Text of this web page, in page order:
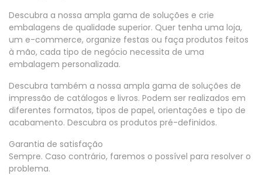
Descubra a nossa ampla gama de soluções e crie
embalagens de qualidade superior. Quer tenha uma loja,
um e-commerce, organize festas ou faça produtos feitos
à mão, cada tipo de negócio necessita de uma
embalagem personalizada.
Descubra também a nossa ampla gama de soluções de
impressão de catálogos e livros. Podem ser realizados em
diferentes formatos, tipos de papel, orientações e tipo de
acabamento. Descubra os produtos pré-definidos.
Garantia de satisfação
Sempre. Caso contrário, faremos o possível para resolver o
problema.